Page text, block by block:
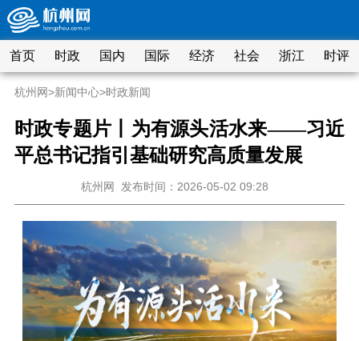
首页 时政 国内 国际 经济 社会 浙江 时评
杭州网>新闻中心>时政新闻
时政专题片丨为有源头活水来——习近
平总书记指引基础研究高质量发展
杭州网 发布时间：2026-05-02 09:28